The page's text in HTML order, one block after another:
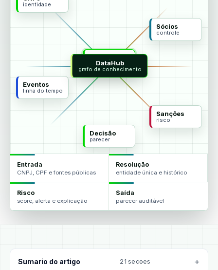
identidade
Sócios
controle
Eventos
linha do tempo
Sanções
risco
agentes
Decisão
parecer
DataHub
grafo de conhecimento
Entrada
CNPJ, CPF e fontes públicas
Resolução
entidade única e histórico
Risco
score, alerta e explicação
Saída
parecer auditável
Sumario do artigo 21 secoes